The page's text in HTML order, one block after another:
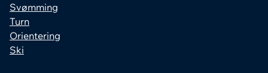
Svømming
Turn
Orientering
Ski